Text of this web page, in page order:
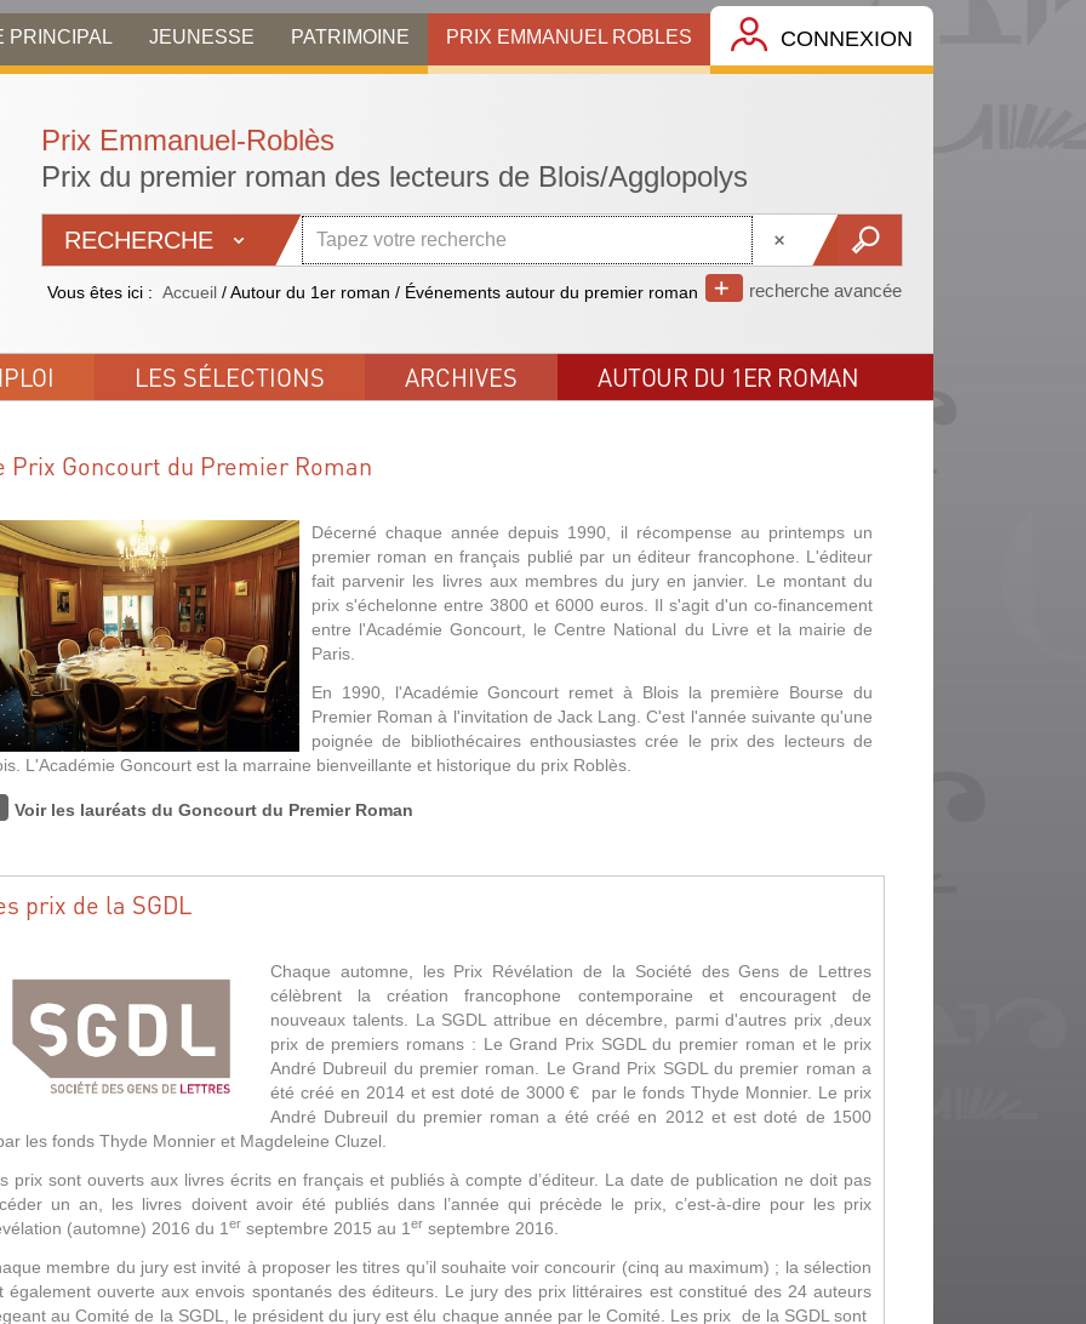
PRINCIPAL JEUNESSE PATRIMOINE PRIX EMMANUEL ROBLES CONNEXION
RECHERCHE
recherche avancée
Vous êtes ici : Accueil /Autour du 1er roman / Événements autour du premier roman
LES SÉLECTIONS ARCHIVES AUTOUR DU 1ER ROMAN
Prix Goncourt du Premier Roman
Décerné chaque année depuis 1990, il récompense au printemps un
premier roman en français publié par un éditeur francophone. L'éditeur
fait parvenir les livres aux membres du jury en janvier. Le montant du
prix s'échelonne entre 3800 et 6000 euros. Il s'agit d'un co-financement
entre l'Académie Goncourt, le Centre National du Livre et la mairie de
Paris.
En 1990, l'Académie Goncourt remet à Blois la première Bourse du
Premier Romanà l'invitation de Jack Lang .C'est l'année suivante qu'une
poignée de bibliothécaires enthousiastes crée le prix des lecteurs de
L 'Académie Goncourt est la marraine bienveillante et historique du prix Roblès.
Voir les lauréats du Goncourt du Premier Roman
prix de la SGDL
Chaque automne, les Prix Révélation de la Société des Gens de Lettres
célèbrent la création francophone contemporaine et encouragent de
nouveaux talents. La SGDL attribue en décembre, parmi d'autres prix ,deux
prix de premiers romans : Le Grand Prix SGDL du premier roman et le prix
André Dubreuil du premier roman. Le Grand Prix SGDL du premier roman a
été créé en 2014 et est doté de 3000 € par le fonds Thyde Monnier. Le prix
André Dubreuil du premier roman a été créé en 2012 et estdoté de 1500
les fonds Thyde Monnier et Magdeleine Cluzel.
prix sont ouverts aux livres écrits en français et publiés à compte d’éditeur. La date de publication ne doit pas
un an , les livres doivent avoir été publiés dans l’année qui précède le prix, c’est-à-dire pour les prix
(automne) 2016 du 1 er septembre 2015 au 1 er septembre 2016.
membre du jury est invité à proposer les titres qu’il souhaite voir concourir (cinq au maximum) ; la sélection
également ouverte aux envois spontanés des éditeurs. Le jury des prix littéraires est constitué des 24 auteurs
au Comité de la SGDL, le président du jury est élu chaque année par le Comité. Les prix de la SGDL sont